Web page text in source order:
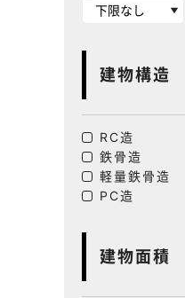
建物構造
RC造
鉄骨造
軽量鉄骨造
PC造
建物面積